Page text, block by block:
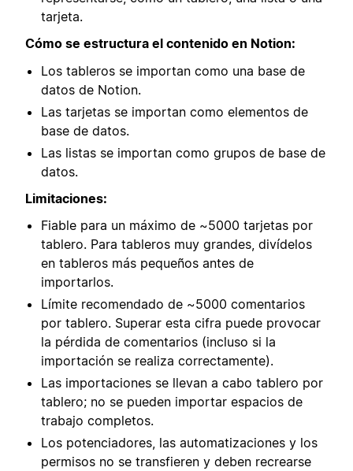
tarjeta.
Cómo se estructura el contenido en Notion:
Los tableros se importan como una base de
datos de Notion.
Las tarjetas se importan como elementos de
base de datos.
Las listas se importan como grupos de base de
datos.
Limitaciones:
Fiable para un máximo de ~5000 tarjetas por
tablero. Para tableros muy grandes, divídelos
en tableros más pequeños antes de
importarlos.
Límite recomendado de ~5000 comentarios
por tablero. Superar esta cifra puede provocar
la pérdida de comentarios (incluso si la
importación se realiza correctamente).
Las importaciones se llevan a cabo tablero por
tablero; no se pueden importar espacios de
trabajo completos.
Los potenciadores, las automatizaciones y los
permisos no se transfieren y deben recrearse